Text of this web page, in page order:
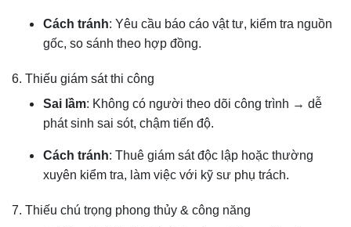
Cách tránh: Yêu cầu báo cáo vật tư, kiểm tra nguồn
gốc, so sánh theo hợp đồng.
6. Thiếu giám sát thi công
Sai lầm: Không có người theo dõi công trình → dễ
phát sinh sai sót, chậm tiến độ.
Cách tránh: Thuê giám sát độc lập hoặc thường
xuyên kiểm tra, làm việc với kỹ sư phụ trách.
7. Thiếu chú trọng phong thủy & công năng